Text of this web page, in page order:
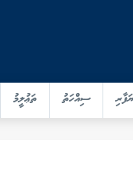
ސިއްހަތު ތަޢުލީމު